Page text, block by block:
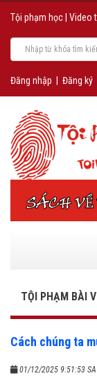
Tội phạm học Video
Đăng nhập Đăng ký
TỘI PHẠM BÀI
Cách chúng ta
01/12/2025 9:51:53 SA